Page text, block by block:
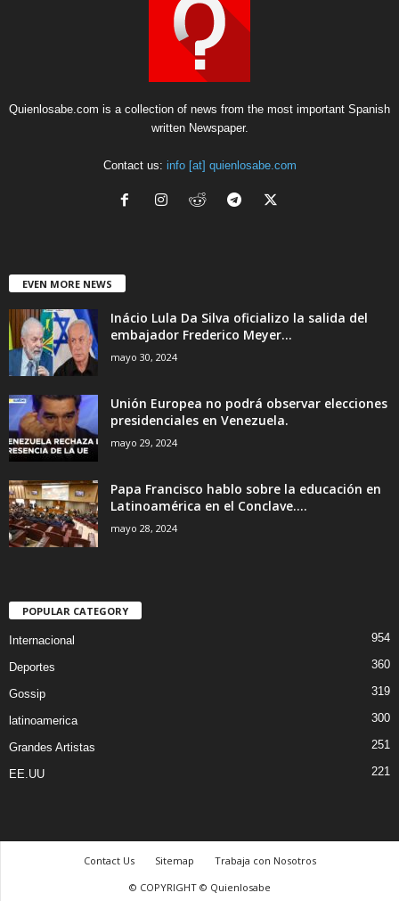
Quienlosabe.com is a collection of news from the most important Spanish
written Newspaper.
Contact us: info [at] quienlosabe.com
EVEN MORE NEWS
Inácio Lula Da Silva oficializo la salida del
embajador Frederico Meyer...
mayo 30, 2024
Unión Europea no podrá observar elecciones
presidenciales en Venezuela.
mayo 29, 2024
Papa Francisco hablo sobre la educación en
Latinoamérica en el Conclave....
mayo 28, 2024
POPULAR CATEGORY
Internacional 954
Deportes 360
Gossip 319
latinoamerica 300
Grandes Artistas 251
EE.UU 221
Contact Us Sitemap
Trabaja con Nosotros
© COPYRIGHT © Quienlosabe